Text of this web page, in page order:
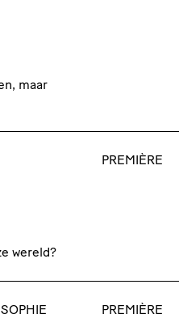
maar
wereld?
PREMIÈRE
PREMIÈRE